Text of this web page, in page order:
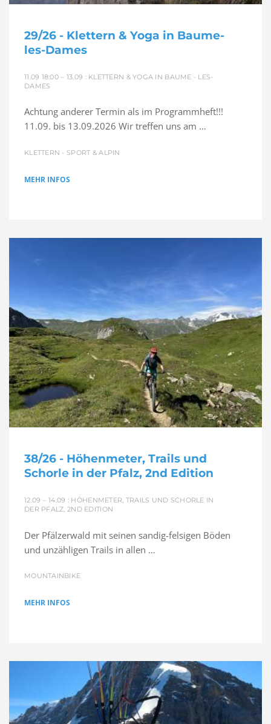
29/26 - Klettern & Yoga in Baume-
les-Dames
11.09 18:00 – 13.09 : KLETTERN & YOGA IN BAUME - LES-
DAMES
Achtung anderer Termin als im Programmheft!!!
11.09. bis 13.09.2026 Wir treffen uns am …
KLETTERN - SPORT & ALPIN
MEHR INFOS
38/26 - Höhenmeter, Trails und
Schorle in der Pfalz, 2nd Edition
12.09 – 14.09 : HÖHENMETER, TRAILS UND SCHORLE IN
DER PFALZ, 2ND EDITION
Der Pfälzerwald mit seinen sandig-felsigen Böden
und unzähligen Trails in allen …
MOUNTAINBIKE
MEHR INFOS